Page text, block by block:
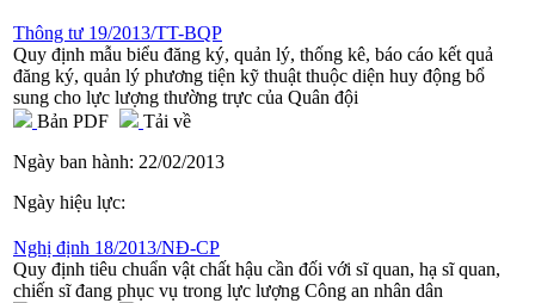
Thông tư 19/2013/TT-BQP
Quy định mẫu biểu đăng ký, quản lý, thống kê, báo cáo kết quả
đăng ký, quản lý phương tiện kỹ thuật thuộc diện huy động bổ
sung cho lực lượng thường trực của Quân đội
Bản PDF
Tải về
Ngày ban hành: 22/02/2013
Ngày hiệu lực:
Nghị định 18/2013/NĐ-CP
Quy định tiêu chuẩn vật chất hậu cần đối với sĩ quan, hạ sĩ quan,
chiến sĩ đang phục vụ trong lực lượng Công an nhân dân